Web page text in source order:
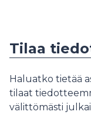
Tilaa
Haluatko tietää
tilaat
välittömästi